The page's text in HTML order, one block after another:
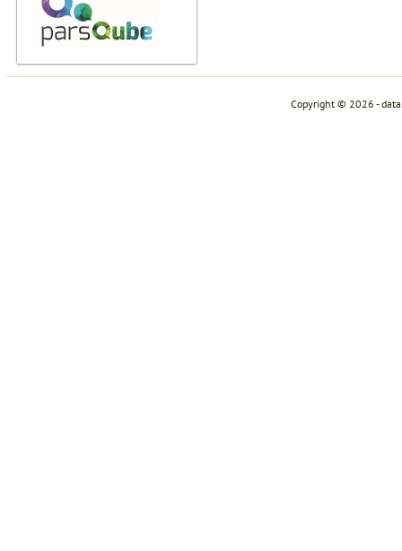
Copyright © 2026 -